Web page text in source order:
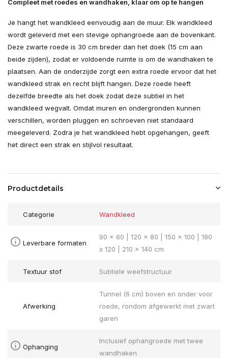
Compleet met roedes en wandhaken, klaar om op te hangen
Je hangt het wandkleed eenvoudig aan de muur. Elk wandkleed
wordt geleverd met een stevige ophangroede aan de bovenkant.
Deze zwarte roede is 30 cm breder dan het doek (15 cm aan
beide zijden), zodat er voldoende ruimte is om de wandhaken te
plaatsen. Aan de onderzijde zorgt een extra roede ervoor dat het
wandkleed strak en recht blijft hangen. Deze roede heeft
dezelfde breedte als het doek zodat deze subtiel in het
wandkleed wegvalt. Omdat muren en ondergronden kunnen
verschillen, worden pluggen en schroeven niet standaard
meegeleverd. Zodra je het wandkleed hebt opgehangen, geeft
het direct een strak en stijlvol resultaat.
Productdetails
Categorie Wandkleed
Leverbare formaten
90 x 60 | 120 x 80 | 150 x 100 | 180
x 120 | 210 x 140 cm
Textuur stof Subtiele weefstructuur
Afwerking
Tunnel (6 cm) boven en onder voor
roede, rondom afgewerkt met zwart
garen
Ophanging
Inclusief ophangroede met twee
wandhaken